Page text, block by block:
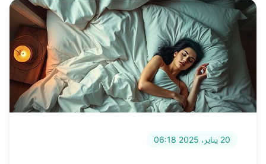
20 يناير، 2025 06:18